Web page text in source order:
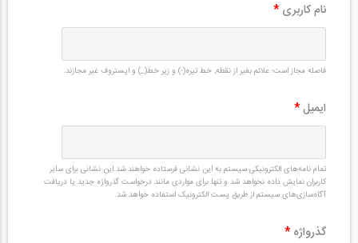
نام کاربری *
فاصله مجاز است؛ علائم بغیر از نقطه, خط تیره(-) و زیر خط(_) و اپستروف غیر مجازند.
ایمیل*
تمام نامه‌های الکترونیکی سیستم به این نشانی فرستاده خواهند شد.این نشانی برای سایر
کاربران نمایش داده نخواهد شد و تنها برای مواردی مانند درخواست گذرواژه جدید یا دریافت
آگاه‌سازی‌های سیستم از طریق پست الکترونیک استفاده خواهد شد.
گذرواژه *